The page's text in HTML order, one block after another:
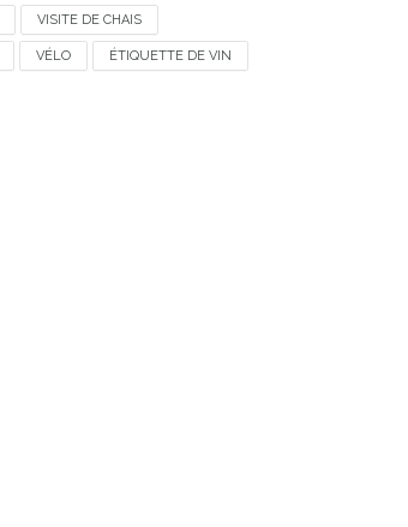
VISITE DE CHAIS
VÉLO ÉTIQUETTE DE VIN